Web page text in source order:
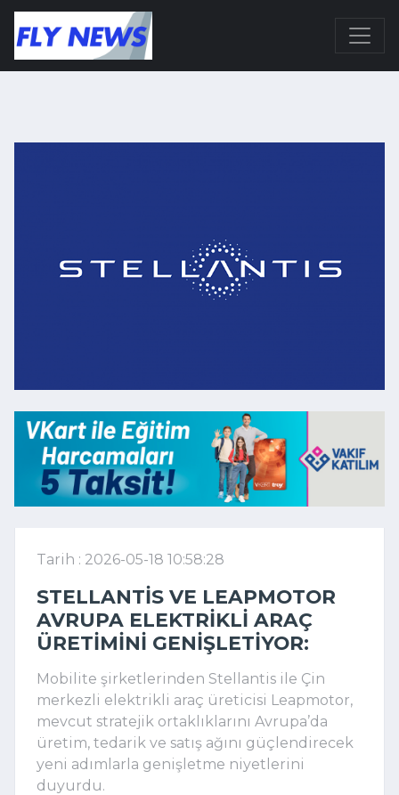
Tarih : 2026-05-18 10:58:28
STELLANTIS VE LEAPMOTOR
AVRUPA ELEKTRIKLI ARAÇ
ÜRETIMINI GENIŞLETIYOR:
Mobilite şirketlerinden Stellantis ile Çin
merkezli elektrikli araç üreticisi Leapmotor,
mevcut stratejik ortaklıklarını Avrupa’da
üretim, tedarik ve satış ağını güçlendirecek
yeni adımlarla genişletme niyetlerini
duyurdu.